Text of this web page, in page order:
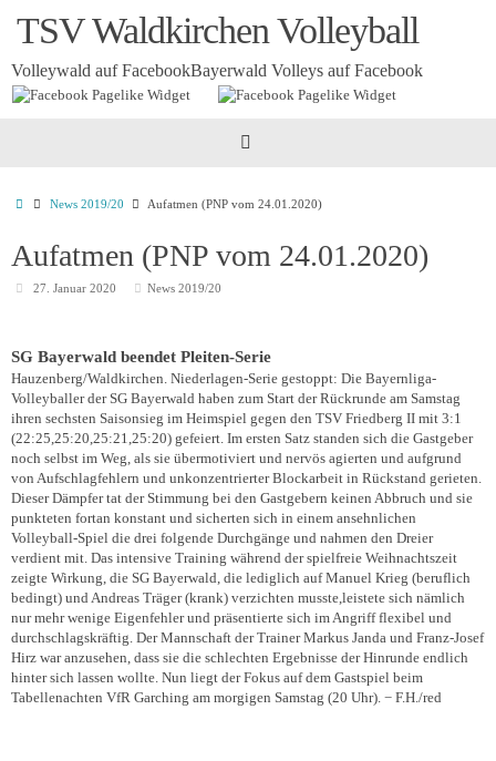
InhaltTSV Waldkirchen Volleyball
Volleywald auf FacebookBayerwald Volleys auf Facebook
Startseite
News 2019/20 Aufatmen (PNP vom 24.01.2020)
Aufatmen (PNP vom 24.01.2020)
27. Januar 2020 News 2019/20
SG Bayerwald beendet Pleiten-Serie
Hauzenberg/Waldkirchen. Niederlagen-Serie gestoppt: Die Bayernliga-
Volleyballer der SG Bayerwald haben zum Start der Rückrunde am Samstag
ihren sechsten Saisonsieg im Heimspiel gegen den TSV Friedberg II mit 3:1
(22:25,25:20,25:21,25:20) gefeiert. Im ersten Satz standen sich die Gastgeber
noch selbst im Weg, als sie übermotiviert und nervös agierten und aufgrund
von Aufschlagfehlern und unkonzentrierter Blockarbeit in Rückstand gerieten.
Dieser Dämpfer tat der Stimmung bei den Gastgebern keinen Abbruch und sie
punkteten fortan konstant und sicherten sich in einem ansehnlichen
Volleyball-Spiel die drei folgende Durchgänge und nahmen den Dreier
verdient mit. Das intensive Training während der spielfreie Weihnachtszeit
zeigte Wirkung, die SG Bayerwald, die lediglich auf Manuel Krieg (beruflich
bedingt) und Andreas Träger (krank) verzichten musste,leistete sich nämlich
nur mehr wenige Eigenfehler und präsentierte sich im Angriff flexibel und
durchschlagskräftig. Der Mannschaft der Trainer Markus Janda und Franz-Josef
Hirz war anzusehen, dass sie die schlechten Ergebnisse der Hinrunde endlich
hinter sich lassen wollte. Nun liegt der Fokus auf dem Gastspiel beim
Tabellenachten VfR Garching am morgigen Samstag (20 Uhr). − F.H./red